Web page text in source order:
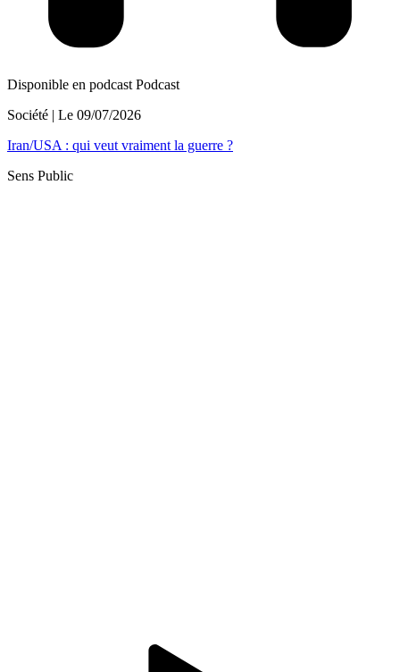
Disponible en podcast Podcast
Société | Le 09/07/2026
Iran/USA : qui veut vraiment la guerre ?
Sens Public